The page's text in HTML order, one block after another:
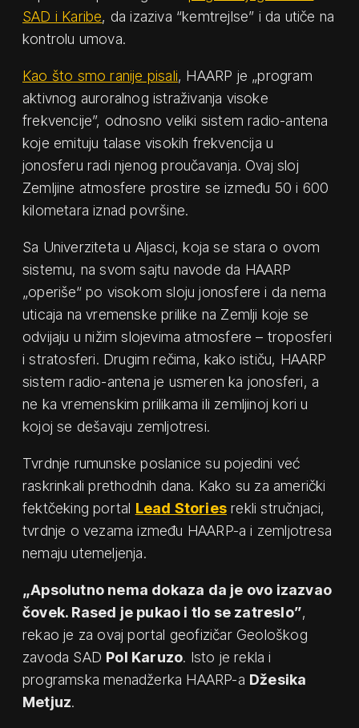
SAD i Karibe, da izaziva “kemtrejlse” i da utiče na
kontrolu umova.
Kao što smo ranije pisali, HAARP je „program
aktivnog auroralnog istraživanja visoke
frekvencije”, odnosno veliki sistem radio-antena
koje emituju talase visokih frekvencija u
jonosferu radi njenog proučavanja. Ovaj sloj
Zemljine atmosfere prostire se između 50 i 600
kilometara iznad površine.
Sa Univerziteta u Aljasci, koja se stara o ovom
sistemu, na svom sajtu navode da HAARP
„operiše“ po visokom sloju jonosfere i da nema
uticaja na vremenske prilike na Zemlji koje se
odvijaju u nižim slojevima atmosfere – troposferi
i stratosferi. Drugim rečima, kako ističu, HAARP
sistem radio-antena je usmeren ka jonosferi, a
ne ka vremenskim prilikama ili zemljinoj kori u
kojoj se dešavaju zemljotresi.
Tvrdnje rumunske poslanice su pojedini već
raskrinkali prethodnih dana. Kako su za američki
fektčeking portal Lead Stories rekli stručnjaci,
tvrdnje o vezama između HAARP-a i zemljotresa
nemaju utemeljenja.
„Apsolutno nema dokaza da je ovo izazvao
čovek. Rased je pukao i tlo se zatreslo”,
rekao je za ovaj portal geofizičar Geološkog
zavoda SAD Pol Karuzo. Isto je rekla i
programska menadžerka HAARP-a Džesika
Metjuz.